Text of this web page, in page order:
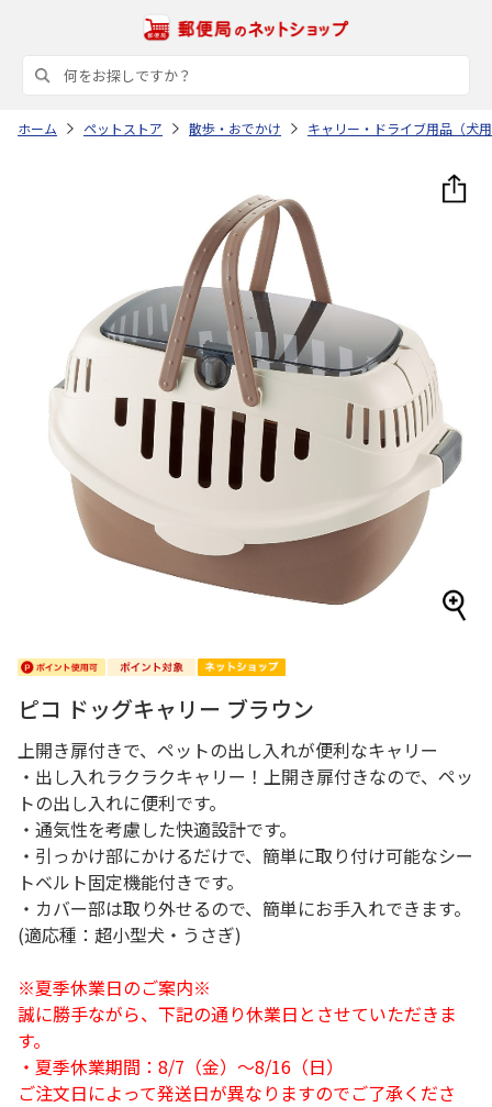
ホーム ペットストア 散歩・おでかけ キャリー・ドライブ用品（犬
ピコ ドッグキャリー ブラウン
上開き扉付きで、ペットの出し入れが便利なキャリー
・出し入れラクラクキャリー！上開き扉付きなので、ペッ
トの出し入れに便利です。
・通気性を考慮した快適設計です。
・引っかけ部にかけるだけで、簡単に取り付け可能なシー
トベルト固定機能付きです。
・カバー部は取り外せるので、簡単にお手入れできます。
(適応種：超小型犬・うさぎ)
※夏季休業日のご案内※
誠に勝手ながら、下記の通り休業日とさせていただきま
す。
・夏季休業期間：8/7（金）～8/16（日）
ご注文日によって発送日が異なりますのでご了承くださ